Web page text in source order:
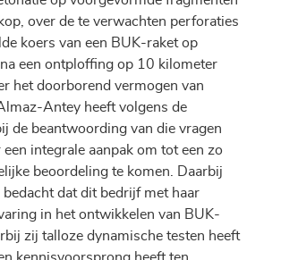
over de te verwachten perforaties
koers van een BUK-raket op
een ontploffing op 10 kilometer
het doorborend vermogen van
Antey heeft volgens de
de beantwoording van die vragen
integrale aanpak om tot een zo
beoordeling te komen. Daarbij
dat dit bedrijf met haar
in het ontwikkelen van BUK-
zij talloze dynamische testen heeft